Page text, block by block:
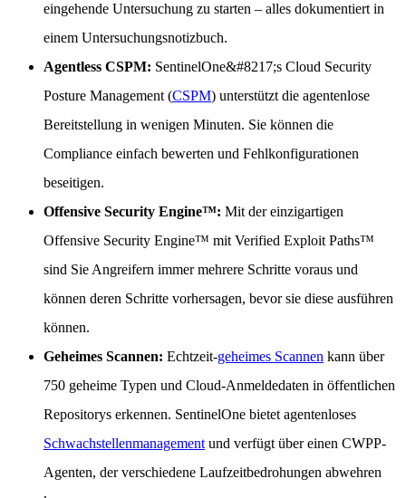
eingehende Untersuchung zu starten – alles dokumentiert in
einem Untersuchungsnotizbuch.
Agentless CSPM: SentinelOne&#8217;s Cloud Security
Posture Management (CSPM) unterstützt die agentenlose
Bereitstellung in wenigen Minuten. Sie können die
Compliance einfach bewerten und Fehlkonfigurationen
beseitigen.
Offensive Security Engine™: Mit der einzigartigen
Offensive Security Engine™ mit Verified Exploit Paths™
sind Sie Angreifern immer mehrere Schritte voraus und
können deren Schritte vorhersagen, bevor sie diese ausführen
können.
Geheimes Scannen: Echtzeit-geheimes Scannen kann über
750 geheime Typen und Cloud-Anmeldedaten in öffentlichen
Repositorys erkennen. SentinelOne bietet agentenloses
Schwachstellenmanagement und verfügt über einen CWPP-
Agenten, der verschiedene Laufzeitbedrohungen abwehren